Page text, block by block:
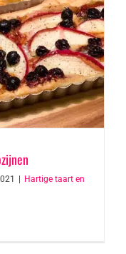
Hartige taart en